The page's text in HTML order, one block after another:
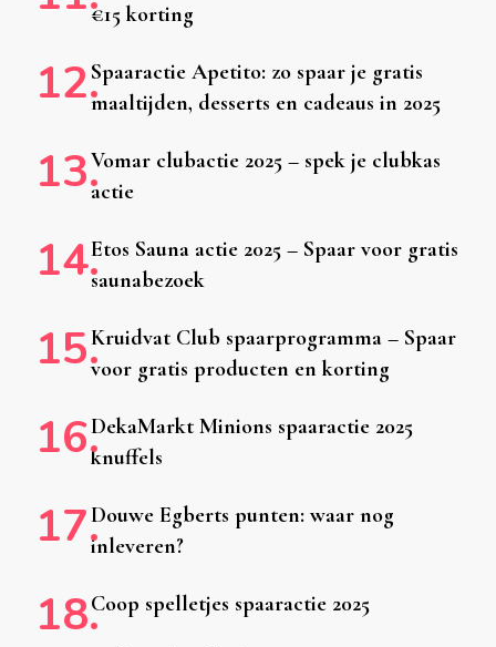
€15 korting
Spaaractie Apetito: zo spaar je gratis
maaltijden, desserts en cadeaus in 2025
Vomar clubactie 2025 – spek je clubkas
actie
Etos Sauna actie 2025 – Spaar voor gratis
saunabezoek
Kruidvat Club spaarprogramma – Spaar
voor gratis producten en korting
DekaMarkt Minions spaaractie 2025
knuffels
Douwe Egberts punten: waar nog
inleveren?
Coop spelletjes spaaractie 2025